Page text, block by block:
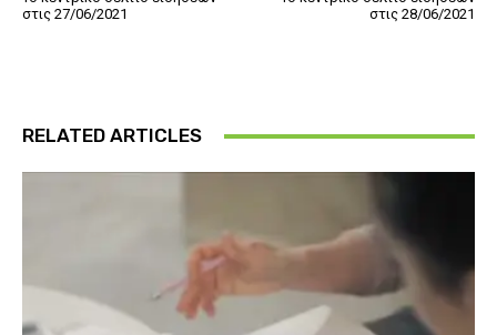
στις 27/06/2021
στις 28/06/2021
RELATED ARTICLES